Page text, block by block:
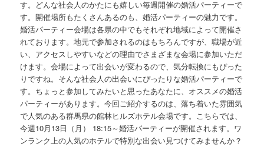
す。どんな社会人のかたにも嬉しい毎週開催の婚活パーティーで
す。開催場所もたくさんあるのも、婚活パーティーの魅力です。
婚活パーティー会場は各県の中でもそれぞれ地域によって開催さ
れております。地元で参加されるのはもちろんですが、職場が近
い、アクセスしやすいなどの理由でさまざまな会場に参加いただ
けます。会場によって出会いが変わるので、気分転換にもぴった
りですね。そんな社会人の出会いにぴったりな婚活パーティーで
す。ちょっと参加してみたいと思ったあなたに、オススメの婚活
パーティーがあります。今回ご紹介するのは、落ち着いた雰囲気
で人気のある群馬県の館林ヒルズホテル会場です。こちらでは、
今週10月13日（月） 18:15～婚活パーティーが開催されます。ワ
ンランク上の人気のホテルで特別な出会い見つけてみませんか？